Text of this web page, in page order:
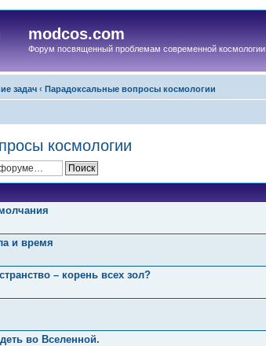
modcos.com
Форум посвященный проблемам современной космологии
задач ‹ Парадоксальные вопросы космологии
космологии
и время
– корень всех зол?
во Вселенной.